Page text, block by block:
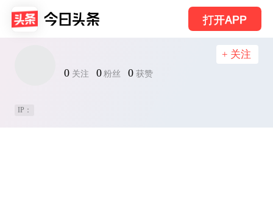
打开APP
0 关注 0 粉丝 0 获赞
+ 关注
IP：